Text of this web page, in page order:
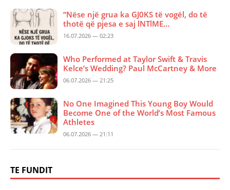
“Nëse një grua ka GJ0KS të vogël, do të
thotë që pjesa e saj lNTlME…
16.07.2026 — 02:23
Who Performed at Taylor Swift & Travis
Kelce’s Wedding? Paul McCartney & More
06.07.2026 — 21:25
No One Imagined This Young Boy Would
Become One of the World’s Most Famous
Athletes
06.07.2026 — 21:11
TE FUNDIT